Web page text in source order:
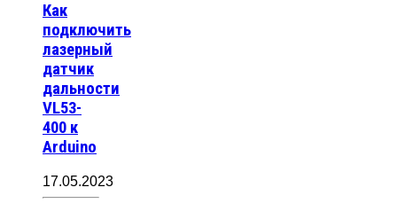
Как
подключить
лазерный
датчик
дальности
VL53-
400 к
Arduino
17.05.2023